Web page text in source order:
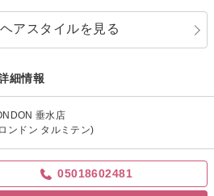
アスタイルを見る
細情報
垂水店
ンドン タルミテン)
05018602481